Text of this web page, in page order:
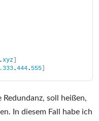
xyz
.444. 555
soll heißen,
In diesem Fall habe ich